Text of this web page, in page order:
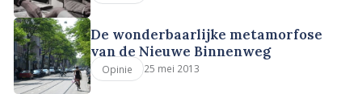
De wonderbaarlijke metamorfose
van de Nieuwe Binnenweg
Opinie 25 mei 2013